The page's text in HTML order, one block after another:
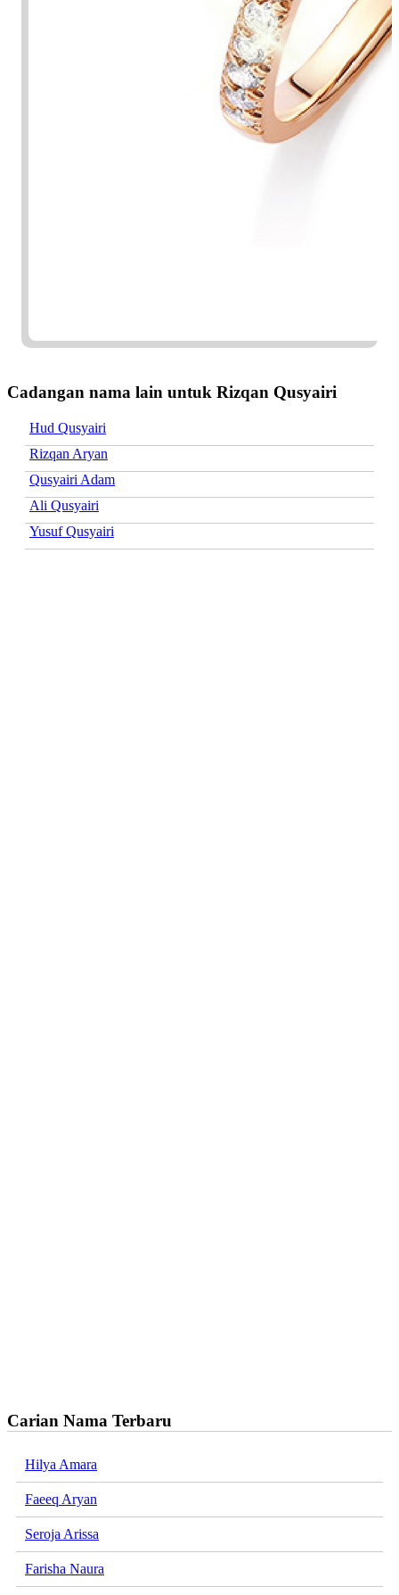
Cadangan nama lain untuk Rizqan Qusyairi
Hud Qusyairi
Rizqan Aryan
Qusyairi Adam
Ali Qusyairi
Yusuf Qusyairi
Carian Nama Terbaru
Hilya Amara
Faeeq Aryan
Seroja Arissa
Farisha Naura